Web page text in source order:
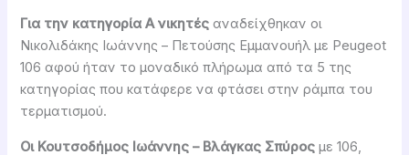
Για την κατηγορία Α νικητές αναδείχθηκαν οι
Νικολιδάκης Ιωάννης – Πετούσης Εμμανουήλ με Peugeot
106 αφού ήταν το μοναδικό πλήρωμα από τα 5 της
κατηγορίας που κατάφερε να φτάσει στην ράμπα του
τερματισμού.
Οι Κουτσοδήμος Ιωάννης – Βλάγκας Σπύρος με 106,